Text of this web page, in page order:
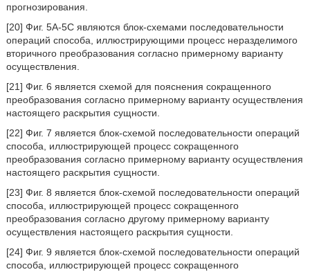
прогнозирования.
[20] Фиг. 5A-5C являются блок-схемами последовательности
операций способа, иллюстрирующими процесс неразделимого
вторичного преобразования согласно примерному варианту
осуществления.
[21] Фиг. 6 является схемой для пояснения сокращенного
преобразования согласно примерному варианту осуществления
настоящего раскрытия сущности.
[22] Фиг. 7 является блок-схемой последовательности операций
способа, иллюстрирующей процесс сокращенного
преобразования согласно примерному варианту осуществления
настоящего раскрытия сущности.
[23] Фиг. 8 является блок-схемой последовательности операций
способа, иллюстрирующей процесс сокращенного
преобразования согласно другому примерному варианту
осуществления настоящего раскрытия сущности.
[24] Фиг. 9 является блок-схемой последовательности операций
способа, иллюстрирующей процесс сокращенного